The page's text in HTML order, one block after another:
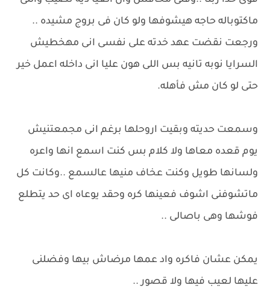
ماكتوباله حاجه هيشوفها ولو كان فى بروج مشيده ..
ورجعت نقضت عهد خدته على نفسى انى مهخطيش
السرايا نوبه تانيه بس اللى هون عليا انى داخله اعمل خير
حتى لو كان مش فأهله.
وسمعت حديته وبقيت اروحلها برغم انى مجمعتنيش
يوم قعده معاها ولا كلام بس كنت اسمع انها واعره
ولسانها طويل وكنت عخاف منيها عالسمع ..وكانت كل
ماتشوفنى اشوف فعينها كره وحقد يوعاه اى حد يتطلع
فوشها وهى باصالى ..
يمكن عشان فاكره واد عمها مرضاش بيها وفضلنى
عليها لعيب فيها ولا قصور ..